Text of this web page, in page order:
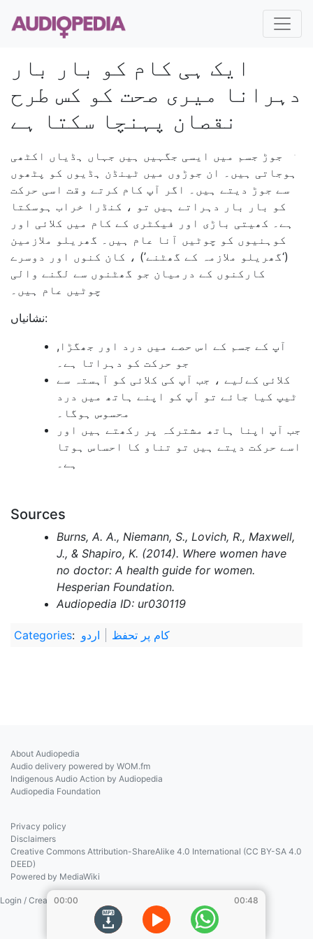
ایک ہی کام کو بار بار
دہرانا میری صحت کو کس طرح
نقصان پہنچا سکتا ہے
00:00 00:48
جوڑ جسم میں ایسی جگہیں ہیں جہاں ہڈیاں اکٹھی
ہوجاتی ہیں۔ ان جوڑوں میں ٹینڈن ہڈیوں کو پٹھوں
سے جوڑ دیتے ہیں۔ اگر آپ کام کرتے وقت اسی حرکت
کو بار بار دہراتے ہیں تو ، کنڈرا خراب ہوسکتا
ہے۔ کھیتی باڑی اور فیکٹری کے کام میں کلائی اور
کوہنیوں کو چوٹیں آنا عام ہیں۔ گھریلو ملازمین
(‘گھریلو ملازمہ کے گھٹنے’) ، کان کنوں اور دوسرے
کارکنوں کے درمیان جو گھٹنوں سے لگنے والی
چوٹیں عام ہیں۔
نشانیاں:
آپ کے جسم کے اس حصے میں درد اور جھگڑا,
جو حرکت کو دہراتا ہے۔
کلائی کےلیے ، جب آپ کی کلائی کو آہستہ سے
ٹیپ کیا جائے تو آپ کو اپنے ہاتھ میں درد
محسوس ہوگا۔
جب آپ اپنا ہاتھ مشترکہ پر رکھتے ہیں اور
اسے حرکت دیتے ہیں تو تناو کا احساس ہوتا
ہے۔
Sources
Burns, A. A., Niemann, S., Lovich, R., Maxwell,
J., & Shapiro, K. (2014). Where women have
no doctor: A health guide for women.
Hesperian Foundation.
Audiopedia ID: ur030119
Categories: اردو کام پر تحفظ
About Audiopedia
Audio delivery powered by WOM.fm
Indigenous Audio Action by Audiopedia
Audiopedia Foundation
Privacy policy
Disclaimers
Creative Commons Attribution-ShareAlike 4.0 International (CC BY-SA 4.0
DEED)
Powered by MediaWiki
Login / Create Account